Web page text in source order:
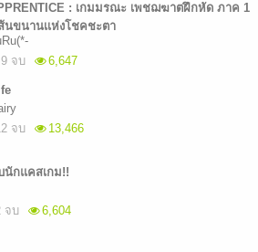
: เกมมรณะ เพชฌฆาตฝึกหัด ภาค 1
นขนานเเห่งโชคชะตา
จบ
6,647
จบ
13,466
กแคสเกม!!
จบ
6,604